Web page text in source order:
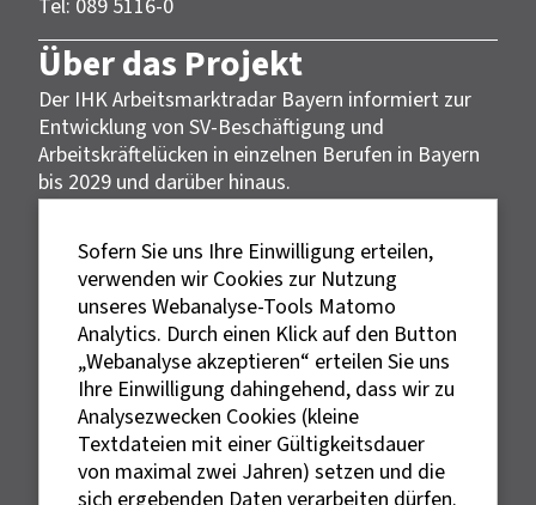
Tel: 089 5116-0
Über das Projekt
Der IHK Arbeitsmarktradar Bayern informiert zur
Entwicklung von SV-Beschäftigung und
Arbeitskräftelücken in einzelnen Berufen in Bayern
bis 2029 und darüber hinaus.
Datengrundlage
Die Daten des IHK Arbeitsmarktradar Bayern
wurden vom Institut der deutschen Wirtschaft
errechnet und basieren auf der Methodik der
IW-Arbeitsmarktfortschreibung (Burstedde, 2024).
Rechtliches
Impressum
Sofern Sie uns Ihre Einwilligung erteilen,
verwenden wir Cookies zur Nutzung
unseres Webanalyse-Tools Matomo
Analytics. Durch einen Klick auf den Button
„Webanalyse akzeptieren“ erteilen Sie uns
Ihre Einwilligung dahingehend, dass wir zu
Analysezwecken Cookies (kleine
Textdateien mit einer Gültigkeitsdauer
von maximal zwei Jahren) setzen und die
sich ergebenden Daten verarbeiten dürfen.